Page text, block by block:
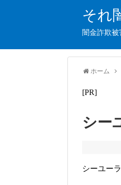
それ
闇金詐欺被
ホーム
[PR]
シー
シーユー